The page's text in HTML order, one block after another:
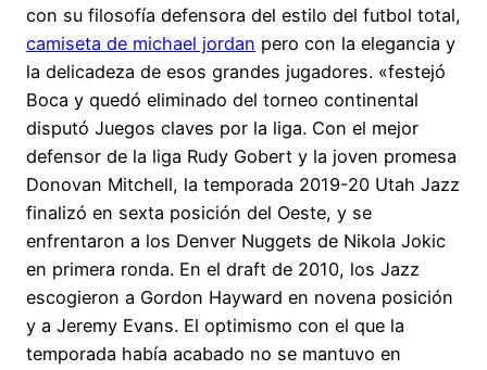
con su filosofía defensora del estilo del futbol total,
camiseta de michael jordan pero con la elegancia y
la delicadeza de esos grandes jugadores. «festejó
Boca y quedó eliminado del torneo continental
disputó Juegos claves por la liga. Con el mejor
defensor de la liga Rudy Gobert y la joven promesa
Donovan Mitchell, la temporada 2019-20 Utah Jazz
finalizó en sexta posición del Oeste, y se
enfrentaron a los Denver Nuggets de Nikola Jokic
en primera ronda. En el draft de 2010, los Jazz
escogieron a Gordon Hayward en novena posición
y a Jeremy Evans. El optimismo con el que la
temporada había acabado no se mantuvo en